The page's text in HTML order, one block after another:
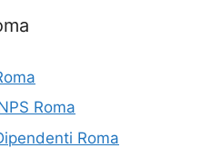
Roma
Roma